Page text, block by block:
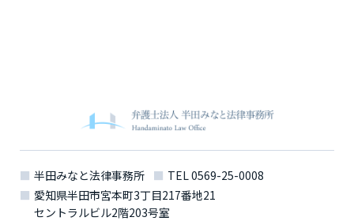
半田みなと法律事務所 TEL 0569-25-0008
愛知県半田市宮本町3丁目217番地21
セントラルビル2階203号室